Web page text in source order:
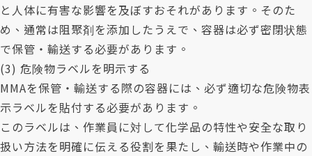
と人体に有害な影響を及ぼすおそれがあります。そのた
め、通常は阻聚剤を添加したうえで、容器は必ず密閉状態
で保管・輸送する必要があります。
(3) 危険物ラベルを明示する
MMAを保管・輸送する際の容器には、必ず適切な危険物表
示ラベルを貼付する必要があります。
このラベルは、作業員に対して化学品の特性や安全な取り
扱い方法を明確に伝える役割を果たし、輸送時や作業中の